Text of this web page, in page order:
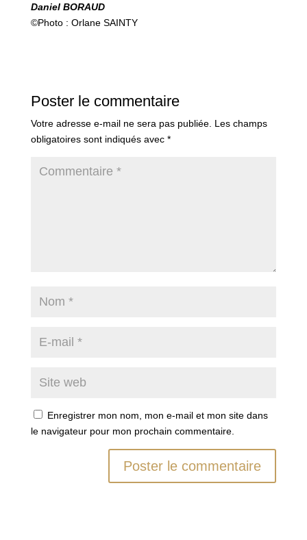
Daniel BORAUD
©️Photo : Orlane SAINTY
Poster le commentaire
Votre adresse e-mail ne sera pas publiée. Les champs
obligatoires sont indiqués avec *
Enregistrer mon nom, mon e-mail et mon site dans
le navigateur pour mon prochain commentaire.